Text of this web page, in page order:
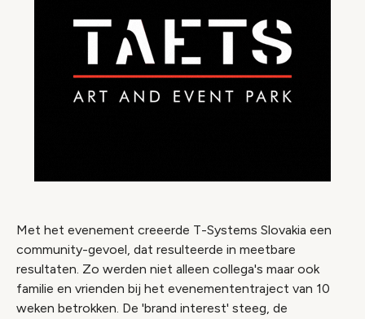
Met het evenement creeerde T-Systems Slovakia een
community-gevoel, dat resulteerde in meetbare
resultaten. Zo werden niet alleen collega's maar ook
familie en vrienden bij het evenemententraject van 10
weken betrokken. De 'brand interest' steeg, de